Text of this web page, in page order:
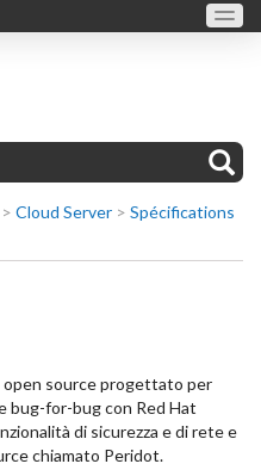
> Cloud Server > Spécifications
open source progettato per
bug-for-bug con Red Hat
di sicurezza e di rete e
chiamato Peridot.